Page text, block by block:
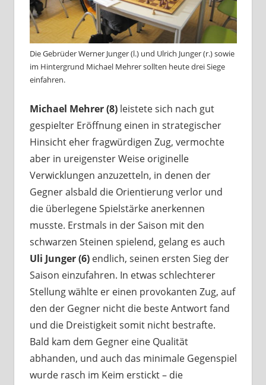
Die Gebrüder Werner Junger (l.) und Ulrich Junger (r.) sowie
im Hintergrund Michael Mehrer sollten heute drei Siege
einfahren.
Michael Mehrer (8) leistete sich nach gut
gespielter Eröffnung einen in strategischer
Hinsicht eher fragwürdigen Zug, vermochte
aber in ureigenster Weise originelle
Verwicklungen anzuzetteln, in denen der
Gegner alsbald die Orientierung verlor und
die überlegene Spielstärke anerkennen
musste. Erstmals in der Saison mit den
schwarzen Steinen spielend, gelang es auch
Uli Junger (6)endlich, seinen ersten Sieg der
Saison einzufahren. In etwas schlechterer
Stellung wählte er einen provokanten Zug, auf
den der Gegner nicht die beste Antwort fand
und die Dreistigkeit somit nicht bestrafte.
Bald kam dem Gegner eine Qualität
abhanden, und auch das minimale Gegenspiel
wurde rasch im Keim erstickt – die